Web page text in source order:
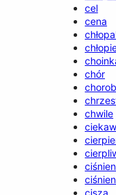
cel
cena
chór
chwile
cisza